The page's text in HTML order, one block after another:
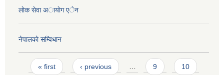
लाेक सेवा अायाेग एेन
नेपालकाे सम्विधान
Pages
« first ‹ previous … 9 10